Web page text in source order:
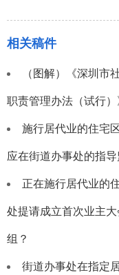
相关稿件
（图解）《深圳市
职责管理办法（试行
施行居代业的住宅
应在街道办事处的指
正在施行居代业的
处提请成立首次业主
组？
街道办事处在指定